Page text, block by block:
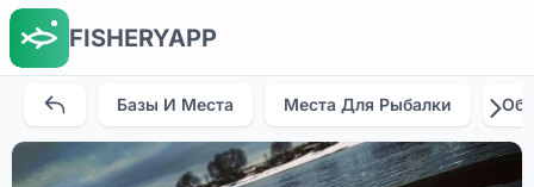
FISHERYAPP
Базы И Места Места Для Рыбалки